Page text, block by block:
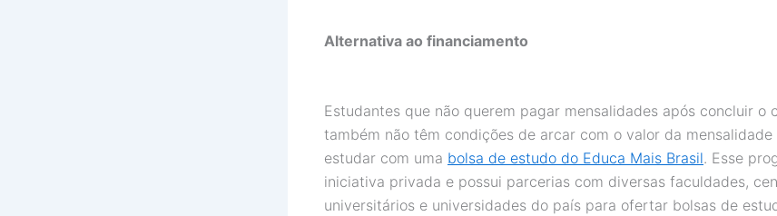
Alternativa ao financiamento
Estudantes que não querem pagar mensalidades após concluir o
também não têm condições de arcar com o valor da
estudar com uma bolsa de estudo do Educa Mais Brasil. Esse
iniciativa privada e possui parcerias com diversas faculdades,
universitários e universidades do país para ofertar bolsas de